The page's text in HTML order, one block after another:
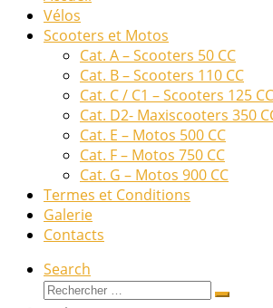
Vélos
Scooters et Motos
Cat. A – Scooters 50 CC
Cat. B – Scooters 110 CC
Cat. C / C1 – Scooters 125
Cat. D2- Maxiscooters 350
Cat. E – Motos 500 CC
Cat. F – Motos 750 CC
Cat. G – Motos 900 CC
Termes et Conditions
Galerie
Contacts
Search
Rechercher